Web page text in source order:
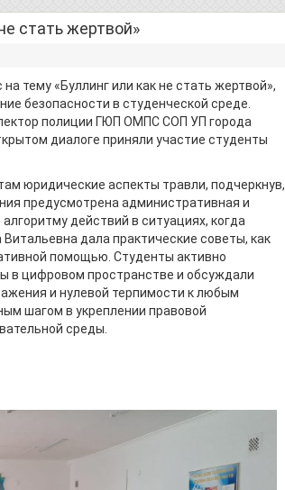
стать жертвой»
тему «Буллинг или как не стать жертвой»,
безопасности в студенческой среде.
полиции ГЮП ОМПС СОП УП города
диалоге приняли участие студенты
юридические аспекты травли, подчеркнув,
предусмотрена административная и
действий в ситуациях, когда
дала практические советы, как
помощью. Студенты активно
в цифровом пространстве и обсуждали
и нулевой терпимости к любым
шагом в укреплении правовой
среды.